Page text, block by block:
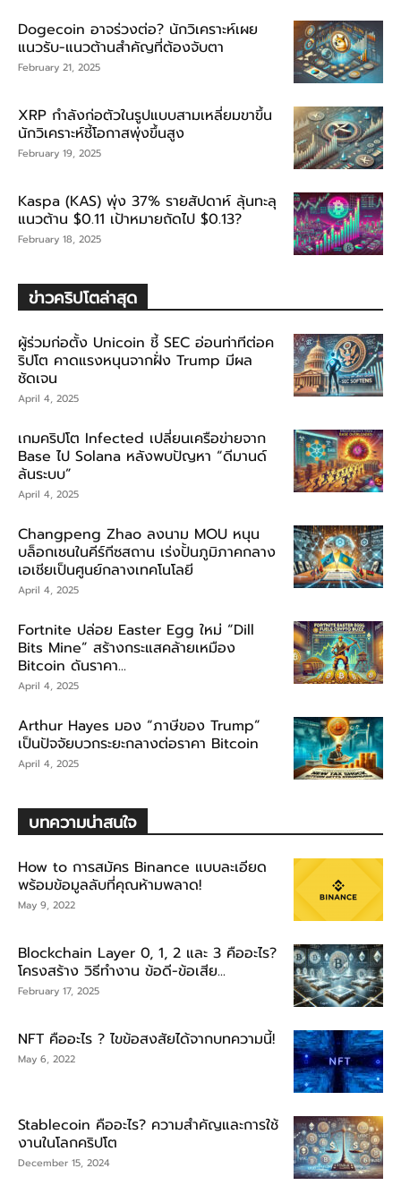
Dogecoin อาจร่วงต่อ? นักวิเคราะห์เผย
แนวรับ-แนวต้านสำคัญที่ต้องจับตา
February 21, 2025
XRP กำลังก่อตัวในรูปแบบสามเหลี่ยมขาขึ้น
นักวิเคราะห์ชี้โอกาสพุ่งขึ้นสูง
February 19, 2025
Kaspa (KAS) พุ่ง 37% รายสัปดาห์ ลุ้นทะลุ
แนวต้าน $0.11 เป้าหมายถัดไป $0.13?
February 18, 2025
ข่าวคริปโตล่าสุด
ผู้ร่วมก่อตั้ง Unicoin ชี้ SEC อ่อนท่าทีต่อค
ริปโต คาดแรงหนุนจากฝั่ง Trump มีผล
ชัดเจน
April 4, 2025
เกมคริปโต Infected เปลี่ยนเครือข่ายจาก
Base ไป Solana หลังพบปัญหา “ดีมานด์
ล้นระบบ”
April 4, 2025
Changpeng Zhao ลงนาม MOU หนุน
บล็อกเชนในคีร์กีซสถาน เร่งปั้นภูมิภาคกลาง
เอเชียเป็นศูนย์กลางเทคโนโลยี
April 4, 2025
Fortnite ปล่อย Easter Egg ใหม่ “Dill
Bits Mine” สร้างกระแสคล้ายเหมือง
Bitcoin ดันราคา...
April 4, 2025
Arthur Hayes มอง “ภาษีของ Trump”
เป็นปัจจัยบวกระยะกลางต่อราคา Bitcoin
April 4, 2025
บทความน่าสนใจ
How to การสมัคร Binance แบบละเอียด
พร้อมข้อมูลลับที่คุณห้ามพลาด!
May 9, 2022
Blockchain Layer 0, 1, 2 และ 3 คืออะไร?
โครงสร้าง วิธีทำงาน ข้อดี-ข้อเสีย...
February 17, 2025
NFT คืออะไร ? ไขข้อสงสัยได้จากบทความนี้!
May 6, 2022
Stablecoin คืออะไร? ความสำคัญและการใช้
งานในโลกคริปโต
December 15, 2024